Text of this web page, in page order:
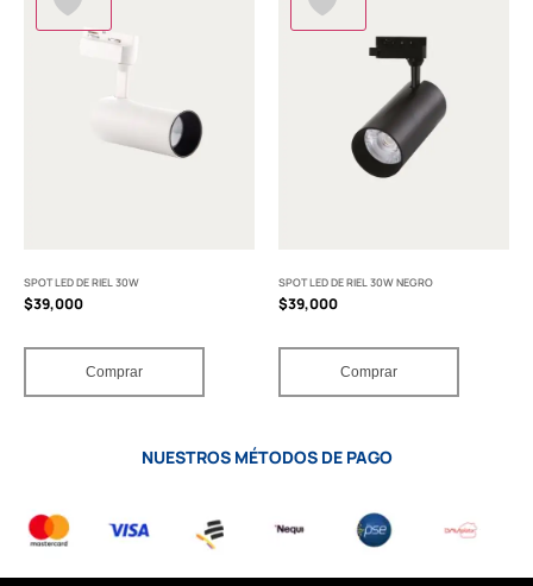
SPOT LED DE RIEL 30W
$39,000
Comprar
SPOT LED DE RIEL 30W NEGRO
$39,000
Comprar
NUESTROS MÉTODOS DE PAGO